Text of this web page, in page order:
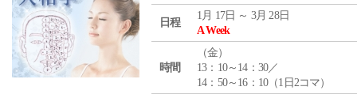
日程
1月 17日 ～ 3月 28日
A Week
時間
（金）
13：10～14：30／
14：50～16：10（1日2コマ）